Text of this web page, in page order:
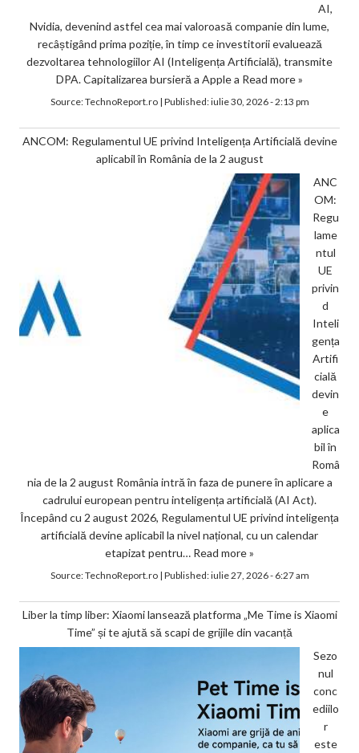
AI,
Nvidia, devenind astfel cea mai valoroasă companie din lume,
recâștigând prima poziție, în timp ce investitorii evaluează
dezvoltarea tehnologiilor AI (Inteligența Artificială), transmite
DPA. Capitalizarea bursieră a Apple a Read more »
Source:TechnoReport.ro| Published:iulie 30, 2026 - 2:13 pm
ANCOM: Regulamentul UE privind Inteligența Artificială devine
aplicabil în România de la 2 august
ANC
OM:
Regu
lame
ntul
UE
privin
d
Inteli
gența
Artifi
cială
devin
e
aplica
bil în
Româ
nia de la 2 august România intră în faza de punere în aplicare a
cadrului european pentru inteligența artificială (AI Act).
Începând cu 2 august 2026, Regulamentul UE privind inteligența
artificială devine aplicabil la nivel național, cu un calendar
etapizat pentru… Read more »
Source:TechnoReport.ro| Published:iulie 27, 2026 - 6:27 am
Liber la timp liber: Xiaomi lansează platforma „Me Time is Xiaomi
Time” și te ajută să scapi de grijile din vacanță
Sezo
nul
conc
ediilo
r
este